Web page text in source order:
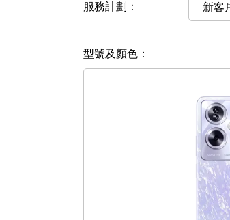
服務計劃： 新客
型號及顏色：